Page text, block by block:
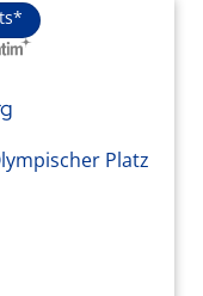
Platz